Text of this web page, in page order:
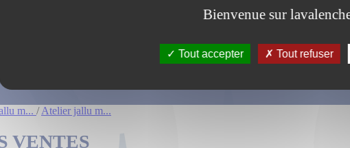
les informations saisies dans ce formulaire soient utilisées, exploitées,
demande.
m... / Atelier jallu m...
VENTES
Bienvenue sur
Tout accepter Tout refuser